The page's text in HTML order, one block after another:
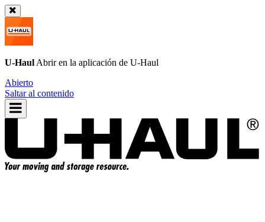
U-Haul Abrir en la aplicación de U-Haul
Abierto
Saltar al contenido